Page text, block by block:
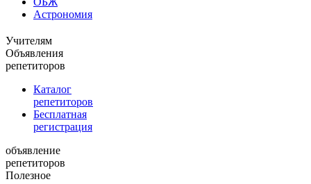
Астрономия
Учителям
Объявления
репетиторов
Каталог
репетиторов
Бесплатная
регистрация
объявление
репетиторов
Полезное